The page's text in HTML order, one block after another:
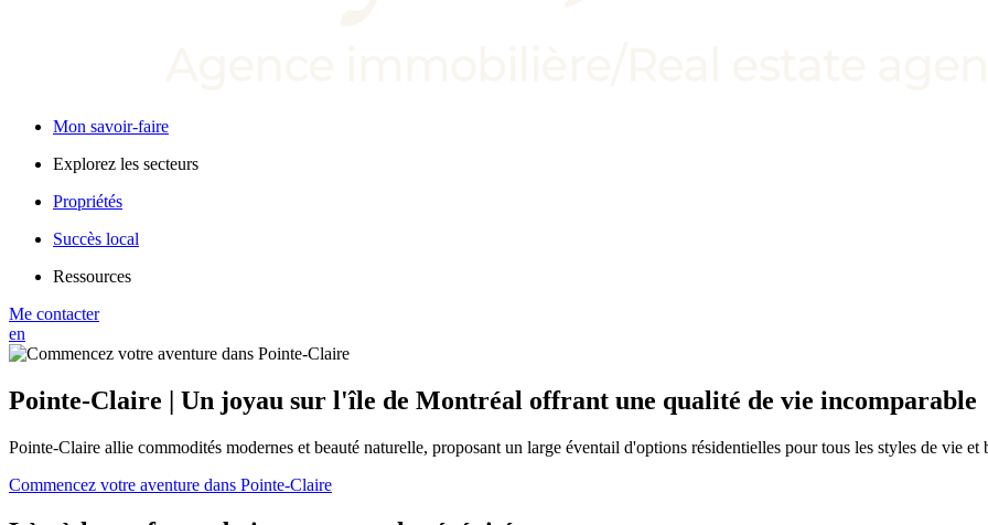
Mon savoir-faire
Explorez les secteurs
Propriétés
Succès local
Ressources
Me contacter
en
Pointe-Claire | Un joyau sur l'île de Montréal offrant une qualité de vie incomparable
Pointe-Claire allie commodités modernes et beauté naturelle, proposant un large éventail d'options résidentielles pour tous les styles de vie et
Commencez votre aventure dans Pointe-Claire